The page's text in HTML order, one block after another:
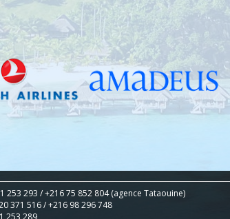
253 293 / +216 75 852 804 (agence Tataouine)
371 516 / +216 98 296 748
253 289